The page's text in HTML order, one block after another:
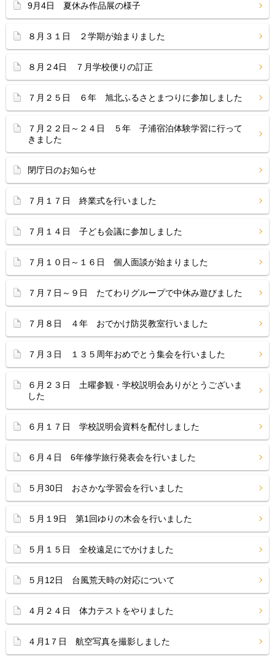
9月4日 夏休み作品展の様子
８月３１日 ２学期が始まりました
８月２4日 ７月学校便りの訂正
７月２５日 ６年 旭北ふるさとまつりに参加しました
７月２２日～２４日 ５年 子浦宿泊体験学習に行って
きました
閉庁日のお知らせ
７月１７日 終業式を行いました
７月１４日 子ども会議に参加しました
７月１０日～１６日 個人面談が始まりました
７月７日～９日 たてわりグループで中休み遊びました
７月８日 ４年 おでかけ防災教室行いました
７月３日 １３５周年おめでとう集会を行いました
６月２３日 土曜参観・学校説明会ありがとうございま
した
６月１７日 学校説明会資料を配付しました
６月４日 6年修学旅行発表会を行いました
５月30日 おさかな学習会を行いました
５月１9日 第1回ゆりの木会を行いました
５月１５日 全校遠足にでかけました
５月12日 台風荒天時の対応について
４月２４日 体力テストをやりました
４月1７日 航空写真を撮影しました